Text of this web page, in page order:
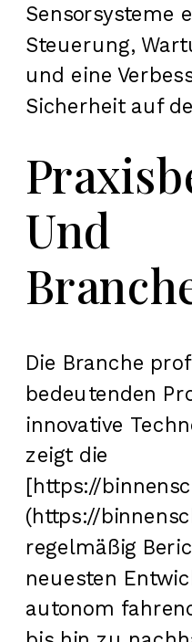
Sensorsysteme
Steuerung,
und eine
Sicherheit auf
Und
Die Branche
bedeutenden
innovative
zeigt die
[https://
(https://
regelmäßig
neuesten
autonom